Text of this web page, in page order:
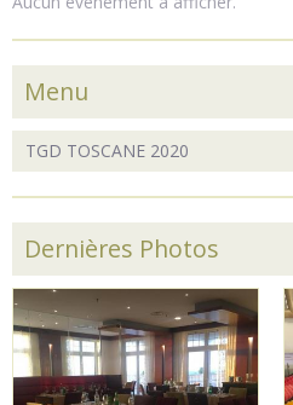
Menu
Dernières Photos